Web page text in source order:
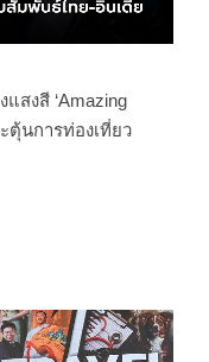
งสี ‘Amazing
ะตุ้นการท่องเที่ยว